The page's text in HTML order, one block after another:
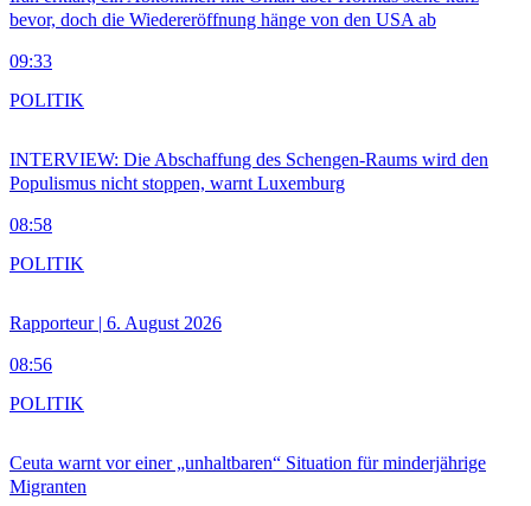
bevor, doch die Wiedereröffnung hänge von den USA ab
09:33
INTERVIEW: Die Abschaffung des Schengen-Raums wird den
Populismus nicht stoppen, warnt Luxemburg
08:58
POLITIK
Rapporteur | 6. August 2026
08:56
POLITIK
Ceuta warnt vor einer „unhaltbaren“ Situation für minderjährige
Migranten
POLITIK